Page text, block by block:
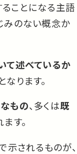
ことになる主語
みのない概念か
て述べているか
となります。
もの、多くは既
す。
示されるものが、